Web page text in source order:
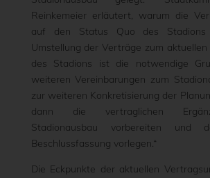
Reinkemeier erläutert, warum die
auf den Status Quo des Stadions
Umstellung der Verträge zum aktuellen
des Stadions ist die notwendige
weiteren Vereinbarungen zum
zur weiteren Konkretisierung der
dann die vertraglichen
Stadionausbau vorbereiten und
Beschlussfassung vorlegen.“
Die Eckpunkte der aktuellen